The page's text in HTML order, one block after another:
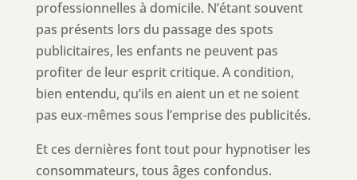
professionnelles à domicile. N’étant souvent
pas présents lors du passage des spots
publicitaires, les enfants ne peuvent pas
profiter de leur esprit critique. A condition,
bien entendu, qu’ils en aient un et ne soient
pas eux-mêmes sous l’emprise des publicités.
Et ces dernières font tout pour hypnotiser les
consommateurs, tous âges confondus.